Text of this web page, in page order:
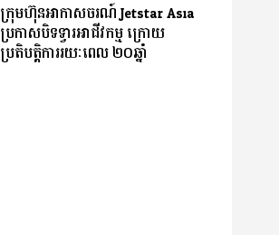
ក្រុមហ៊ុនអាកាសចរណ៍ Jetstar Asia
ប្រកាសបិទទ្វារអាជីវកម្ម ក្រោយ
ប្រតិបត្តិការរយៈពេល ២០ឆ្នាំ